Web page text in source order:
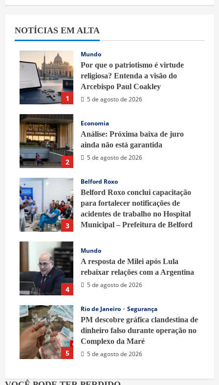
NOTÍCIAS EM ALTA
1
Mundo
Por que o patriotismo é virtude
religiosa? Entenda a visão do
Arcebispo Paul Coakley
5 de agosto de 2026
2
Economia
Análise: Próxima baixa de juro
ainda não está garantida
5 de agosto de 2026
3
Belford Roxo
Belford Roxo conclui capacitação
para fortalecer notificações de
acidentes de trabalho no Hospital
Municipal – Prefeitura de Belford
5 de agosto de 2026
4
Mundo
A resposta de Milei após Lula
rebaixar relações com a Argentina
5 de agosto de 2026
5
Rio de Janeiro
Segurança
PM descobre gráfica clandestina de
dinheiro falso durante operação no
Complexo da Maré
5 de agosto de 2026